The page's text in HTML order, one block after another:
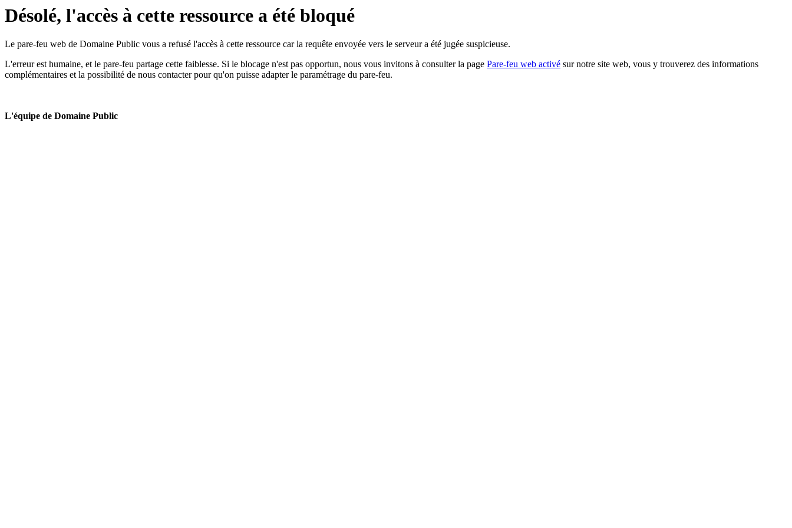
Désolé, l'accès à cette ressource a été bloqué
Le pare-feu web de Domaine Public vous a refusé l'accès à cette ressource car la requête envoyée vers le serveur a été jugée suspicieuse.
L'erreur est humaine, et le pare-feu partage cette faiblesse. Si le blocage n'est pas opportun, nous vous invitons à consulter la page Pare-feu web activé sur notre site web, vous y trouverez des informations
complémentaires et la possibilité de nous contacter pour qu'on puisse adapter le paramétrage du pare-feu.
L'équipe de Domaine Public